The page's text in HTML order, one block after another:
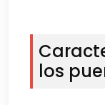
los